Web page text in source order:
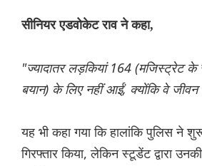
सीनियर एडवोकेट राव ने कहा,
"ज्यादातर लड़कियां 164 (मजिस्ट्रेट के
बयान) के लिए नहीं आईं, क्योंकि वे
यह भी कहा गया कि हालांकि पुलिस ने
गिरफ्तार किया, लेकिन स्टूडेंट द्वारा